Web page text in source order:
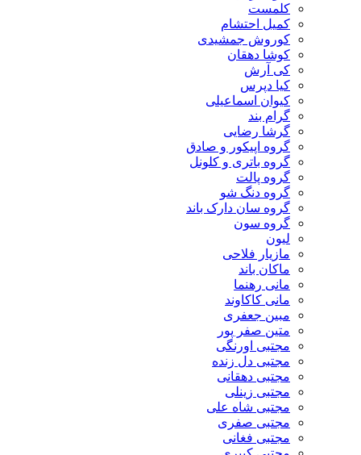
کلمست
کمیل احتشام
کوروش جمشیدی
کوشا دهقان
کی آرش
کیا دپرس
کیوان اسماعیلی
گرام بند
گرشا رضایی
گروه اپیکور و صادق
گروه باتری و کلونل
گروه پالت
گروه دنگ شو
گروه سان دارک باند
گروه سون
مازیار فلاحی
ماکان باند
مانی رهنما
مانی کاکاوند
مبین جعفری
متین صفر پور
مجتبی اورنگی
مجتبی دل زنده
مجتبی دهقانی
مجتبی زینلی
مجتبی شاه علی
مجتبی صفری
مجتبی فغانی